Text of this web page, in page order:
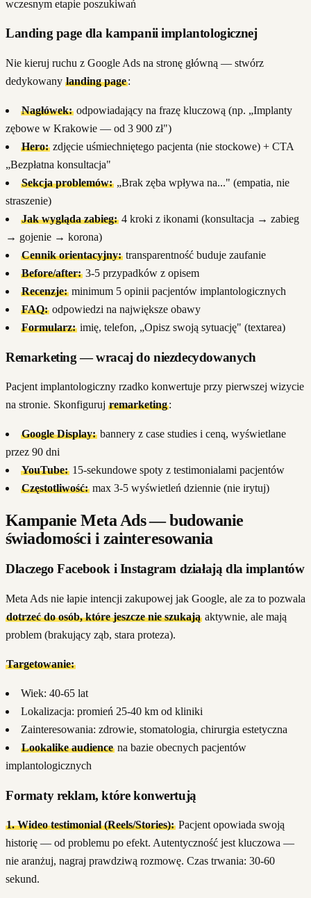
wczesnym etapie poszukiwań
Landing page dla kampanii implantologicznej
Nie kieruj ruchu z Google Ads na stronę główną — stwórz
dedykowany landing page:
Nagłówek:odpowiadający na frazę kluczową (np. „Implanty
zębowe w Krakowie — od 3 900 zł")
Hero:zdjęcie uśmiechniętego pacjenta (nie stockowe) + CTA
„Bezpłatna konsultacja"
Sekcja problemów:„Brak zęba wpływa na..." (empatia, nie
straszenie)
Jak wygląda zabieg:4 kroki z ikonami (konsultacja → zabieg
→ gojenie → korona)
Cennik orientacyjny:transparentność buduje zaufanie
Before/after:3-5 przypadków z opisem
Recenzje:minimum 5 opinii pacjentów implantologicznych
FAQ:odpowiedzi na największe obawy
Formularz:imię, telefon, „Opisz swoją sytuację" (textarea)
Remarketing — wracaj do niezdecydowanych
Pacjent implantologiczny rzadko konwertuje przy pierwszej wizycie
na stronie. Skonfiguruj remarketing:
Google Display:bannery z case studies i ceną, wyświetlane
przez 90 dni
YouTube:15-sekundowe spoty z testimonialami pacjentów
Częstotliwość:max 3-5 wyświetleń dziennie (nie irytuj)
Kampanie Meta Ads — budowanie
świadomości i zainteresowania
Dlaczego Facebook i Instagram działają dla implantów
Meta Ads nie łapie intencji zakupowej jak Google, ale za to pozwala
dotrzeć do osób, które jeszcze nie szukająaktywnie, ale mają
problem (brakujący ząb, stara proteza).
Targetowanie:
Wiek: 40-65 lat
Lokalizacja: promień 25-40 km od kliniki
Zainteresowania: zdrowie, stomatologia, chirurgia estetyczna
Lookalike audiencena bazie obecnych pacjentów
implantologicznych
Formaty reklam, które konwertują
1. Wideo testimonial (Reels/Stories):Pacjent opowiada swoją
historię — od problemu po efekt. Autentyczność jest kluczowa —
nie aranżuj, nagraj prawdziwą rozmowę. Czas trwania: 30-60
sekund.